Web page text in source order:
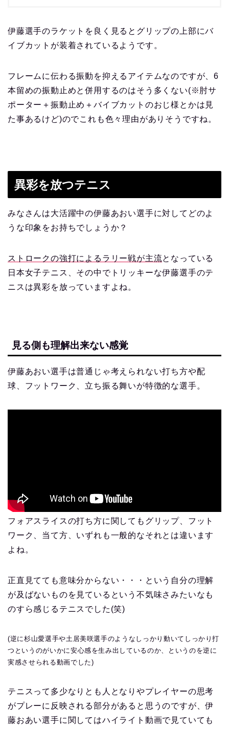
伊藤選手のラケットを良く見るとグリップの上部にバ
イブカットが装着されているようです。
フレームに伝わる振動を抑えるアイテムなのですが、6
本留めの振動止めと併用するのはそう多くない(※肘サ
ポーター＋振動止め＋バイブカットのおじ様とかは見
た事あるけど)のでこれも色々理由がありそうですね。
異彩を放つテニス
みなさんは大活躍中の伊藤あおい選手に対してどのよ
うな印象をお持ちでしょうか？
ストロークの強打によるラリー戦が主流となっている
日本女子テニス、その中でトリッキーな伊藤選手のテ
ニスは異彩を放っていますよね。
見る側も理解出来ない感覚
伊藤あおい選手は普通じゃ考えられない打ち方や配
球、フットワーク、立ち振る舞いが特徴的な選手。
フォアスライスの打ち方に関してもグリップ、フット
ワーク、当て方、いずれも一般的なそれとは違います
よね。
正直見てても意味分からない・・・という自分の理解
が及ばないものを見ているという不気味さみたいなも
のすら感じるテニスでした(笑)
(逆に杉山愛選手や土居美咲選手のようなしっかり動いてしっかり打
つというのがいかに安心感を生み出しているのか、というのを逆に
実感させられる動画でした)
テニスって多少なりとも人となりやプレイヤーの思考
がプレーに反映される部分があると思うのですが、伊
藤おあい選手に関してはハイライト動画で見ていても